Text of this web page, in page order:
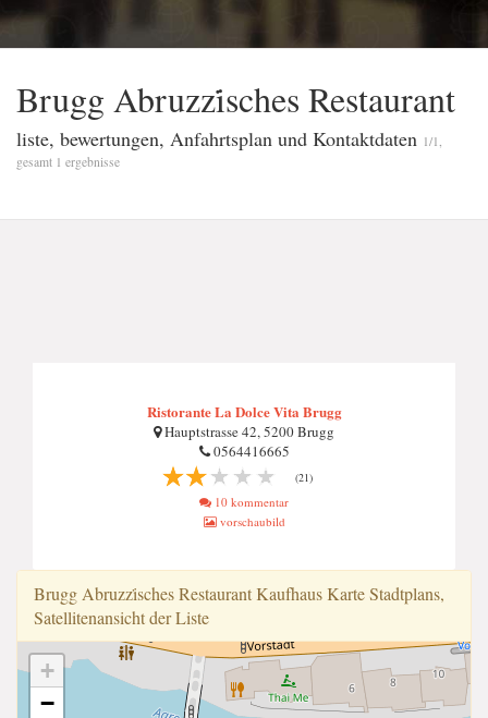
Brugg Abruzzi̇sches Restaurant
liste, bewertungen, Anfahrtsplan und Kontaktdaten 1/1,
gesamt 1 ergebnisse
Ristorante La Dolce Vita Brugg
Hauptstrasse 42, 5200 Brugg
0564416665
(21)
10 kommentar
vorschaubild
Brugg Abruzzi̇sches Restaurant Kaufhaus Karte Stadtplans,
Satellitenansicht der Liste
+
−